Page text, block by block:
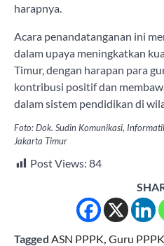
harapnya.
Acara penandatanganan ini
dalam upaya meningkatkan
Timur, dengan harapan para
kontribusi positif dan
dalam sistem pendidikan di
Foto: Dok. Sudin Komunikasi,
Jakarta Timur
Post Views: 84
Tagged ASN PPPK, Guru PPPK